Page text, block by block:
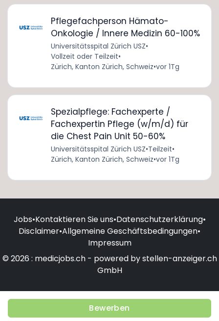
Bewerben
Pflegefachperson Hämato-
Onkologie / Innere Medizin 60-100%
Universitätsspital Zürich USZ•
Vollzeit oder Teilzeit•
Zürich, Kanton Zürich, Schweiz•vor 1Tg
Spezialpflege: Fachexperte /
Fachexpertin Pflege (w/m/d) für
die Chest Pain Unit 50-60%
Universitätsspital Zürich USZ•Teilzeit•
Zürich, Kanton Zürich, Schweiz•vor 1Tg
Jobs•Kontaktieren Sie uns•Datenschutzerklärung•
Disclaimer•Allgemeine Geschäftsbedingungen•
Impressum
© 2026 : medicjobs.ch - powered by stellen-anzeiger.ch
GmbH